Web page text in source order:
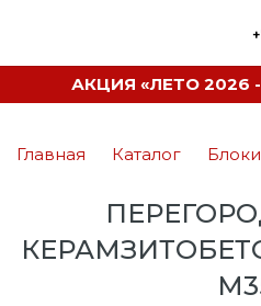
АКЦИЯ «ЛЕТО 2026
Главная Каталог